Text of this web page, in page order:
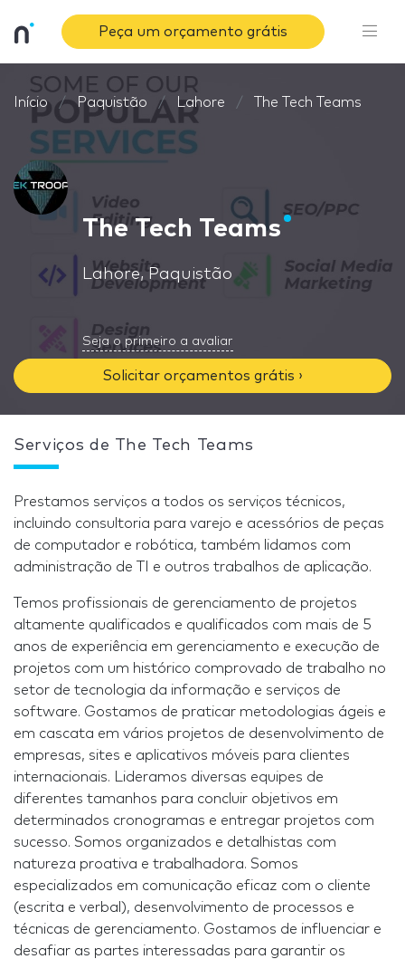
Peça um orçamento grátis
Início Paquistão Lahore The Tech Teams
The Tech Teams
Lahore, Paquistão
Seja o primeiro a avaliar
Solicitar orçamentos grátis ›
Serviços de The Tech Teams
Prestamos serviços a todos os serviços técnicos,
incluindo consultoria para varejo e acessórios de peças
de computador e robótica, também lidamos com
administração de TI e outros trabalhos de aplicação.
Temos profissionais de gerenciamento de projetos
altamente qualificados e qualificados com mais de 5
anos de experiência em gerenciamento e execução de
projetos com um histórico comprovado de trabalho no
setor de tecnologia da informação e serviços de
software. Gostamos de praticar metodologias ágeis e
em cascata em vários projetos de desenvolvimento de
empresas, sites e aplicativos móveis para clientes
internacionais. Lideramos diversas equipes de
diferentes tamanhos para concluir objetivos em
determinados cronogramas e entregar projetos com
sucesso. Somos organizados e detalhistas com
natureza proativa e trabalhadora. Somos
especializados em comunicação eficaz com o cliente
(escrita e verbal), desenvolvimento de processos e
técnicas de gerenciamento. Gostamos de influenciar e
desafiar as partes interessadas para garantir os